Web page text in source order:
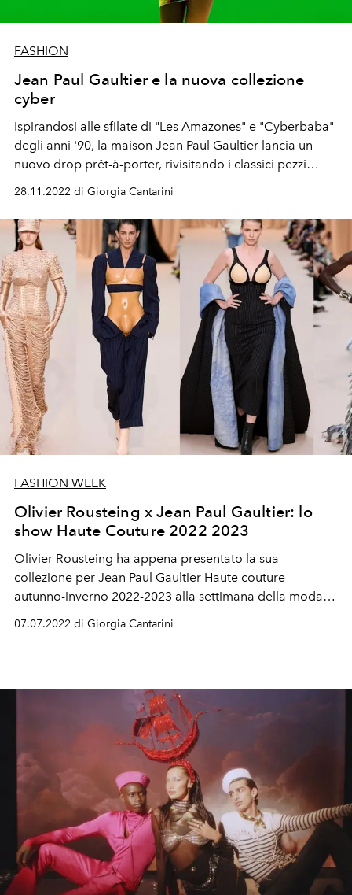
FASHION
Jean Paul Gaultier e la nuova collezione
cyber
Ispirandosi alle sfilate di "Les Amazones" e "Cyberbaba"
degli anni '90, la maison Jean Paul Gaultier lancia un
nuovo drop prêt-à-porter, rivisitando i classici pezzi
d’archivio del brand
28.11.2022 di Giorgia Cantarini
FASHION WEEK
Olivier Rousteing x Jean Paul Gaultier: lo
show Haute Couture 2022 2023
Olivier Rousteing ha appena presentato la sua
collezione per Jean Paul Gaultier Haute couture
autunno-inverno 2022-2023 alla settimana della moda di
Parigi. In programma: corpetti a cono, pezzi sculturali,
stampe trompe-l'oeil e barattoli di latta sublimati in abiti
dalle passerelle a gennaio 2020, la sua maison continua
a invitare altri stilisti a reinterpretarne i codici. Questa
stagione, dopo Glenn Martens, arriva Rousteing
attualmente direttore artistico di Balmain dal 2011,
ha voluto rendere un sincero omaggio a colui che lo ha
sempre ispirato
07.07.2022 di Giorgia Cantarini